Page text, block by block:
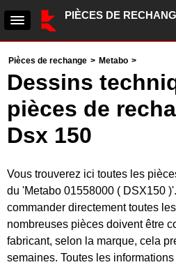
PIÈCES DE
Pièces de rechange > Metabo >
Dessins
pièces de
Dsx 150
Vous trouverez ici toutes les
du 'Metabo 01558000 ( DSX150
commander directement toutes
nombreuses pièces doivent être
fabricant, selon la marque, cela
semaines. Toutes les